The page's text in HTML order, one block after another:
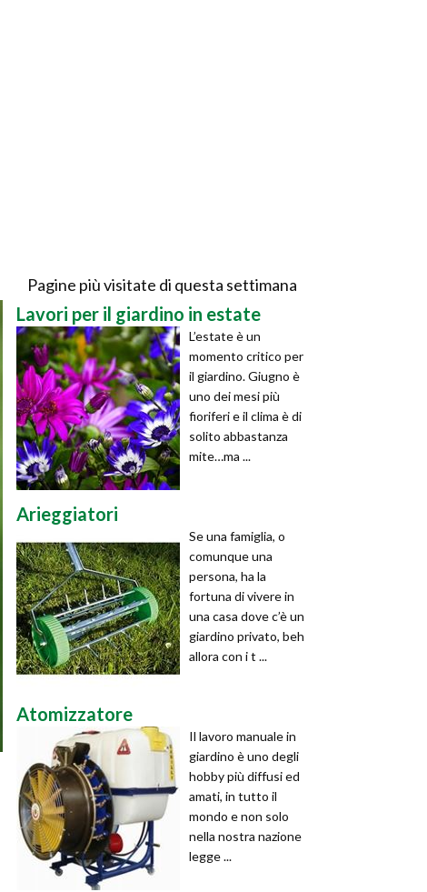
Pagine più visitate di questa settimana
Lavori per il giardino in estate
L’estate è un
momento critico per
il giardino. Giugno è
uno dei mesi più
fioriferi e il clima è di
solito abbastanza
mite…ma ...
Arieggiatori
Se una famiglia, o
comunque una
persona, ha la
fortuna di vivere in
una casa dove c’è un
giardino privato, beh
allora con i t ...
Atomizzatore
Il lavoro manuale in
giardino è uno degli
hobby più diffusi ed
amati, in tutto il
mondo e non solo
nella nostra nazione
legge ...